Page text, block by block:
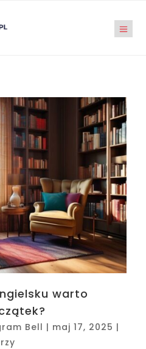
warto
Bell | maj 17, 2025 |